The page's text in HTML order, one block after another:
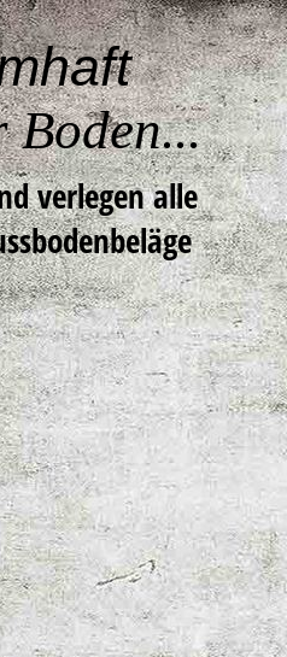
Boden...
verlegen alle